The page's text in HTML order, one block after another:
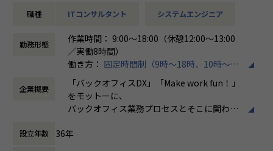
しています。
国内サプライチェーン全体での業務標準化を狙っています。
【業務の変更の範囲】
ています。
具体的には、
ご経験に応じて要件定義、設計の上流工程から、開発、保守
運用のプロジェクトに携わっていただきます。
売上過去最高記録を更新している当社では、今まさに第二次
創業期として
準大手から中堅規模の企業に特化して、プライム案件、ERP
BTP開発エンジニアとして組織を一緒に作っていただける方
職種 ITコンサルタント システムエンジニア
勤務形態
作業時間： 9:00～18:00（休憩12:00～13:00
／実働8時間）
働き方： 固定時間制（9時～18時、10時～19
時など）
時間外労働の有無： 有（月平均10時間）
休憩時間： 60分
企業概要
「バックオフィスDX」「Make work fun！」
をモットーに、
バックオフィス業務プロセスとそこに関わる
企業競争力を向上させることを使命としてい
設立年数 36年